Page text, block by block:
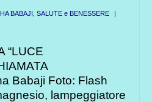
BABAJI SALUTE e BENESSERE
|
“LUCE
Babaji Foto: Flash
lampeggiatore